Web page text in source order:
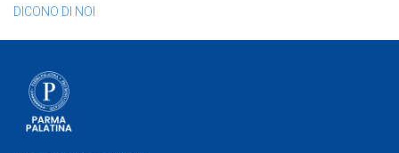
DICONO DI NOI